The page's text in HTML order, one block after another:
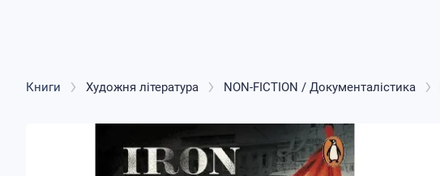
Книги Художня література NON-FICTION / Документалістика